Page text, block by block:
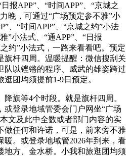
报APP”、“时间APP”、“京城之
晚，可通过“广场预定参不雅”小
、“时间APP”、“京城之约”小法
”小法式、“通APP”、“日报
约”小法式，一路来看看吧。预定
旗杆四周。温暖提醒：微信搜刮关
队以铿锵的程序、威武的雄姿跨过
团均须提前1-9日预定。
旗等4个时段。就是旗杆四周。
或登录地域管委会门户网坐“广场
文及此中全数或者部门内容的实
做任何和许诺，可是，前来旁不雅
暖。或登录地域管2026年到来，看
地方、金水桥。小我和旅逛团均须